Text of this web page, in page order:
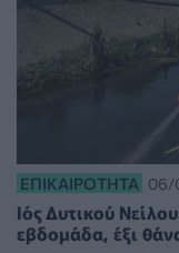
ΕΠΙΚΑΙΡΌΤΗΤΑ 06/
Ιός Δυτικού
εβδομάδα, έξι